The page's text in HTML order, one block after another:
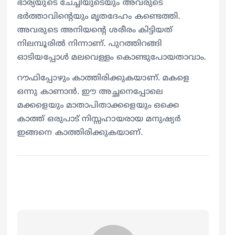
ഭാര്യയുടെ ചേച്ചിയുടെയും അവരുടെ
ഭർത്താവിന്റെയും മൃതദേഹം കണ്ടെത്തി.
അവരുടെ അനിയന്റെ ശരീരം കിട്ടിയത്
നിലമ്പൂരിൽ നിന്നാണ്. പുറത്തിറങ്ങി
ഓടിയപ്പോൾ മലവെള്ളം കൊണ്ടുപോയതാവാം.
റൗഫിപ്പോഴും കാത്തിരിക്കുകയാണ്. മകളെ
ഒന്നു കാണാൻ. ഈ അച്ഛനെപ്പോലെ
മക്കളെയും മാതാപിതാക്കളെയും ഒക്കെ
കാത്ത് ഒരുപാട് നിസ്സഹായരായ മനുഷ്യർ
ഇങ്ങനെ കാത്തിരിക്കുകയാണ്.